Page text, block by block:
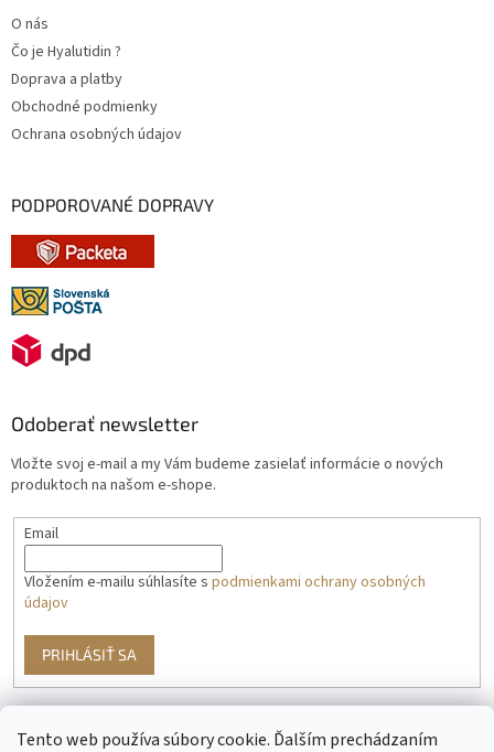
Tento web používa súbory cookie. Ďalším prechádzaním
O nás
Čo je Hyalutidin ?
Doprava a platby
Obchodné podmienky
Ochrana osobných údajov
PODPOROVANÉ DOPRAVY
Odoberať newsletter
Vložte svoj e-mail a my Vám budeme zasielať informácie o nových
produktoch na našom e-shope.
Email
Vložením e-mailu súhlasíte s podmienkami ochrany osobných
údajov
PRIHLÁSIŤ SA